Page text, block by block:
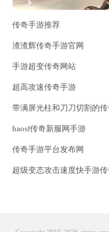
传奇手游推荐
渣渣辉传奇手游官网
手游超变传奇网站
超高攻速传奇手游
带满屏光柱和刀刀切割的
haosf传奇新服网手游
传奇手游平台发布网
超级变态攻击速度快手游